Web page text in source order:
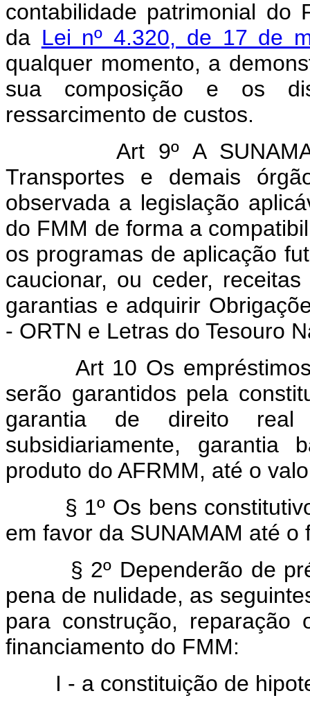
contabilidade patrimonial do
da Lei nº 4.320, de 17 de
qualquer momento, a
sua composição e os
ressarcimento de custos.
Art 9º A SUNAMAM,
Transportes e demais
observada a legislação
do FMM de forma a
os programas de aplicação
caucionar, ou ceder,
garantias e adquirir
- ORTN e Letras do Tesouro
Art 10 Os empréstimos
serão garantidos pela
garantia de direito
subsidiariamente,
produto do AFRMM, até o
§ 1º Os bens
em favor da SUNAMAM até
§ 2º Dependerão de
pena de nulidade, as
para construção,
financiamento do FMM:
I - a constituição de